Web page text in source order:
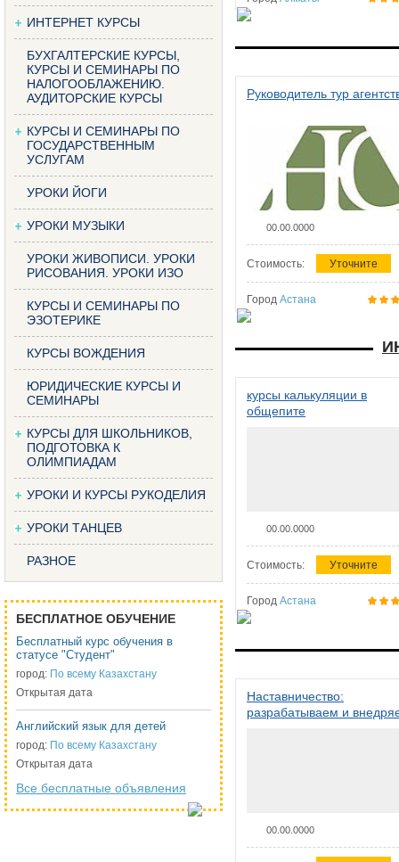
ИНТЕРНЕТ КУРСЫ
БУХГАЛТЕРСКИЕ КУРСЫ,
КУРСЫ И СЕМИНАРЫ ПО
НАЛОГООБЛАЖЕНИЮ.
АУДИТОРСКИЕ КУРСЫ
КУРСЫ И СЕМИНАРЫ ПО
ГОСУДАРСТВЕННЫМ
УСЛУГАМ
УРОКИ ЙОГИ
УРОКИ МУЗЫКИ
УРОКИ ЖИВОПИСИ. УРОКИ
РИСОВАНИЯ. УРОКИ ИЗО
КУРСЫ И СЕМИНАРЫ ПО
ЭЗОТЕРИКЕ
КУРСЫ ВОЖДЕНИЯ
ЮРИДИЧЕСКИЕ КУРСЫ И
СЕМИНАРЫ
КУРСЫ ДЛЯ ШКОЛЬНИКОВ,
ПОДГОТОВКА К
ОЛИМПИАДАМ
УРОКИ И КУРСЫ РУКОДЕЛИЯ
УРОКИ ТАНЦЕВ
РАЗНОЕ
БЕСПЛАТНОЕ ОБУЧЕНИЕ
Бесплатный курс обучения в
статусе "Студент"
город: По всему Казахстану
Открытая дата
Английский язык для детей
город: По всему Казахстану
Открытая дата
Все бесплатные объявления
Руководитель тур
00.00.0000
Стоимость: Уточните
Город Астана
курсы калькуляции в
общепите
00.00.0000
Стоимость: Уточните
Город Астана
Наставничество:
разрабатываем и
00.00.0000